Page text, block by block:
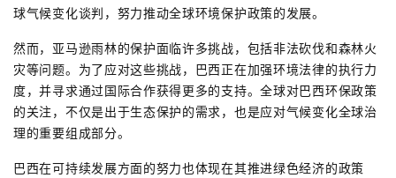
球气候变化谈判，努力推动全球环境保护政策的发展。
然而，亚马逊雨林的保护面临许多挑战，包括非法砍伐和森林火
灾等问题。为了应对这些挑战，巴西正在加强环境法律的执行力
度，并寻求通过国际合作获得更多的支持。全球对巴西环保政策
的关注，不仅是出于生态保护的需求，也是应对气候变化全球治
理的重要组成部分。
巴西在可持续发展方面的努力也体现在其推进绿色经济的政策